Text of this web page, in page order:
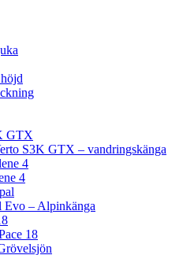
S3K GTX – vandringskänga
4
Evo – Alpinkänga
18